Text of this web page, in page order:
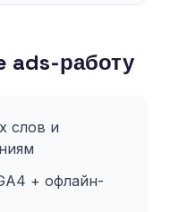
ads-работу
слов и
+ офлайн-